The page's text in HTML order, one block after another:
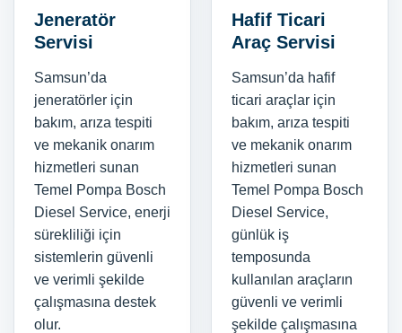
Jeneratör
Servisi
Samsun’da
jeneratörler için
bakım, arıza tespiti
ve mekanik onarım
hizmetleri sunan
Temel Pompa Bosch
Diesel Service, enerji
sürekliliği için
sistemlerin güvenli
ve verimli şekilde
çalışmasına destek
olur.
Hafif Ticari
Araç Servisi
Samsun’da hafif
ticari araçlar için
bakım, arıza tespiti
ve mekanik onarım
hizmetleri sunan
Temel Pompa Bosch
Diesel Service,
günlük iş
temposunda
kullanılan araçların
güvenli ve verimli
şekilde çalışmasına